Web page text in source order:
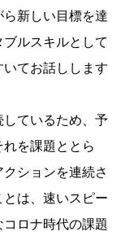
新しい目標を達
ルスキルとして
てお話しします
ているため、予
を課題ととら
ションを連続さ
は、速いスピー
ロナ時代の課題